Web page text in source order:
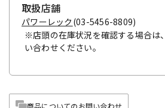
取扱店舗
パワーレック (03-5456-8809)
※店頭の在庫状況を確認する場合は
い合わせください。
商品についてのお問い合わせ